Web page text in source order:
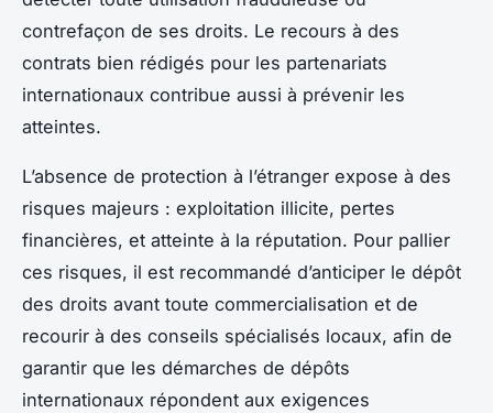
contrefaçon de ses droits. Le recours à des
contrats bien rédigés pour les partenariats
internationaux contribue aussi à prévenir les
atteintes.
L’absence de protection à l’étranger expose à des
risques majeurs : exploitation illicite, pertes
financières, et atteinte à la réputation. Pour pallier
ces risques, il est recommandé d’anticiper le dépôt
des droits avant toute commercialisation et de
recourir à des conseils spécialisés locaux, afin de
garantir que les démarches de dépôts
internationaux répondent aux exigences